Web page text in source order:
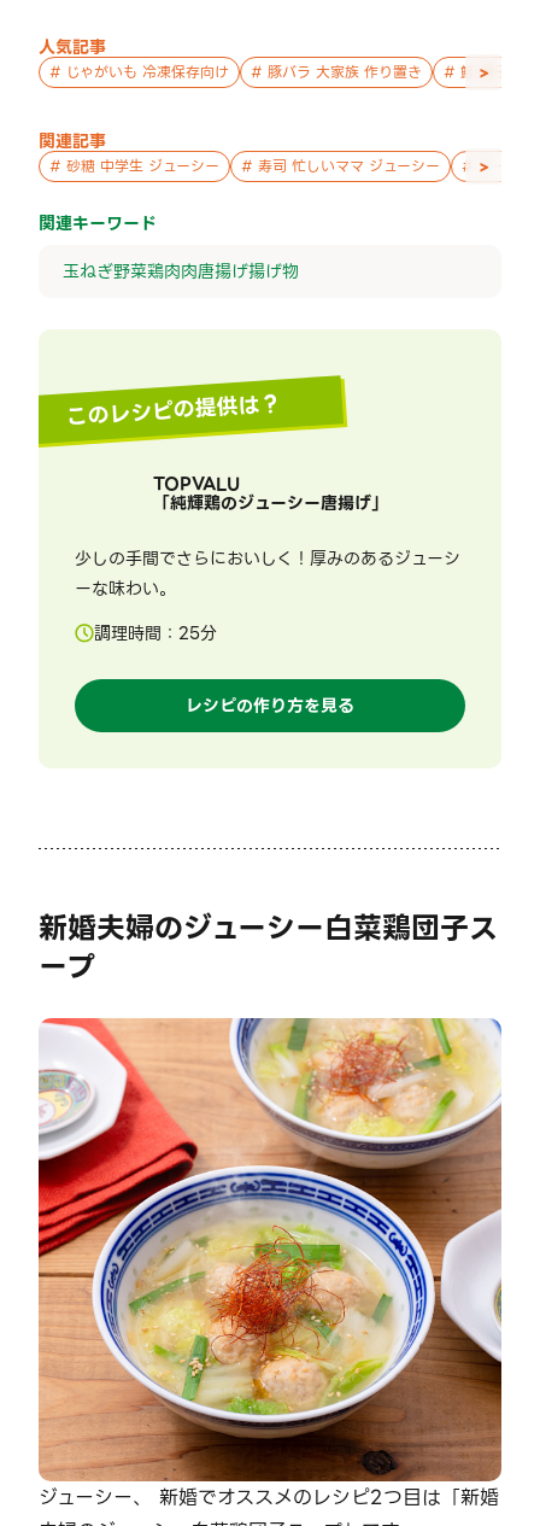
人気記事
# じゃがいも 冷凍保存向け # 豚バラ 大家族 作り置き # 鮭 親子 作
>
関連記事
# 砂糖 中学生 ジューシー # 寿司 忙しいママ ジューシー # チーズ
>
関連キーワード
玉ねぎ野菜鶏肉肉唐揚げ揚げ物
このレシピの提供は？
TOPVALU
「純輝鶏のジューシー唐揚げ」
少しの手間でさらにおいしく！厚みのあるジューシ
ーな味わい。
調理時間： 25分
レシピの作り方を見る
新婚夫婦のジューシー白菜鶏団子ス
ープ
ジューシー、 新婚でオススメのレシピ2つ目は「新婚